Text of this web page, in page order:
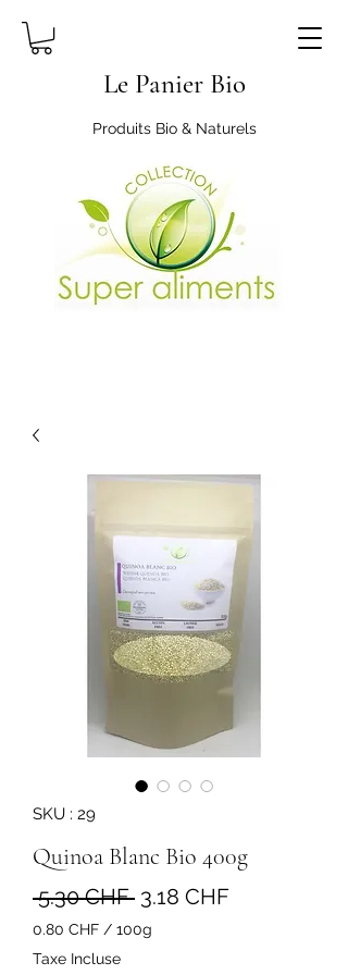
Le Panier Bio
Produits Bio & Naturels
SKU : 29
Quinoa Blanc Bio 400g
5.30 CHF Prix
original
3.18 CHFPrix
0.80 CHF / 100g
0.80 CHF
Taxe Incluse